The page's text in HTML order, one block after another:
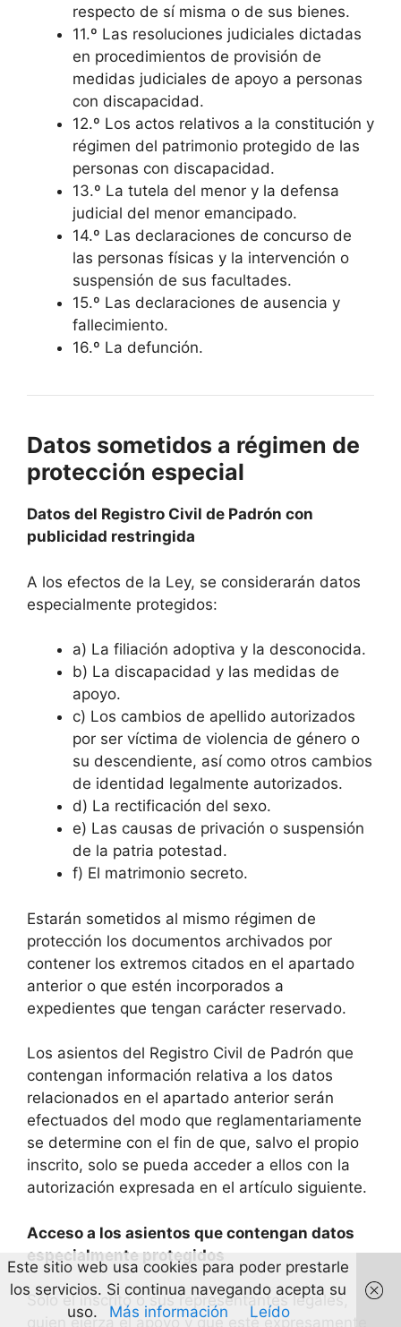
respecto de sí misma o de sus bienes.
11.º Las resoluciones judiciales dictadas
en procedimientos de provisión de
medidas judiciales de apoyo a personas
con discapacidad.
12.º Los actos relativos a la constitución y
régimen del patrimonio protegido de las
personas con discapacidad.
13.º La tutela del menor y la defensa
judicial del menor emancipado.
14.º Las declaraciones de concurso de
las personas físicas y la intervención o
suspensión de sus facultades.
15.º Las declaraciones de ausencia y
fallecimiento.
16.º La defunción.
Datos sometidos a régimen de
protección especial
Datos del Registro Civil de Padrón con
publicidad restringida
A los efectos de la Ley, se considerarán datos
especialmente protegidos:
a) La filiación adoptiva y la desconocida.
b) La discapacidad y las medidas de
apoyo.
c) Los cambios de apellido autorizados
por ser víctima de violencia de género o
su descendiente, así como otros cambios
de identidad legalmente autorizados.
d) La rectificación del sexo.
e) Las causas de privación o suspensión
de la patria potestad.
f) El matrimonio secreto.
Estarán sometidos al mismo régimen de
protección los documentos archivados por
contener los extremos citados en el apartado
anterior o que estén incorporados a
expedientes que tengan carácter reservado.
Los asientos del Registro Civil de Padrón que
contengan información relativa a los datos
relacionados en el apartado anterior serán
efectuados del modo que reglamentariamente
se determine con el fin de que, salvo el propio
inscrito, solo se pueda acceder a ellos con la
autorización expresada en el artículo siguiente.
Acceso a los asientos que contengan datos
especialmente protegidos
Sólo el inscrito o sus representantes legales,
quien ejerza el apoyo y que esté expresamente
Este sitio web usa cookies para poder prestarle
los servicios. Si continua navegando acepta su
uso.
Más información Leído